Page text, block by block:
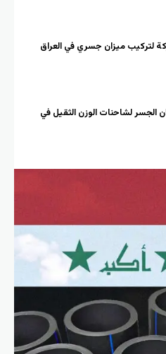
لتركيب ميزان جسري في العراق
الجسر لشاحنات الوزن الثقيل في